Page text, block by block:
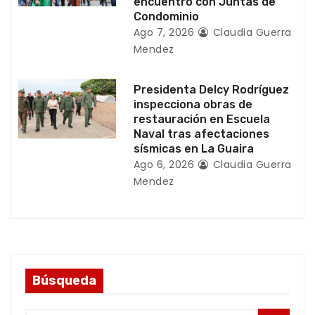
Condominio
Ago 7, 2026
Claudia Guerra
Mendez
Presidenta Delcy Rodríguez
inspecciona obras de
restauración en Escuela
Naval tras afectaciones
sísmicas en La Guaira
Ago 6, 2026
Claudia Guerra
Mendez
Búsqueda